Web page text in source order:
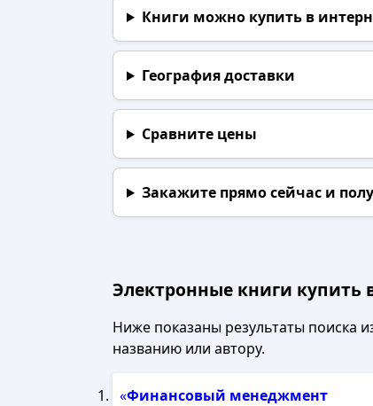
Книги можно купить в
География доставки
Сравните цены
Закажите прямо сейчаси
Электронные книги купить
Ниже показаны результаты поиска
названию или автору.
«Финансовый менеджмент